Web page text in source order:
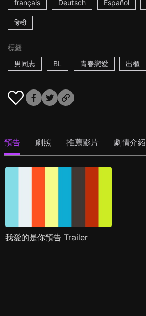
français Deutsch Español
हिन्दी
標籤
男同志
BL 青春戀愛 出櫃
預告 劇照 推薦影片 劇情介紹
我愛的是你預告 Trailer